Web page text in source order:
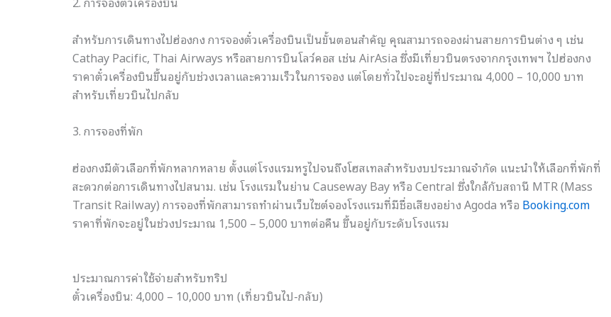
สำหรับการเดินทางไปฮ่องกง การจองตั๋วเครื่องบินเป็นขั้นตอนสำคัญ คุณสามารถจองผ่านสายการบินต่าง ๆ เช่น
Cathay Pacific, Thai Airways หรือสายการบินโลว์คอส เช่น AirAsia ซึ่งมีเที่ยวบินตรงจากกรุงเทพฯ ไปฮ่องกง
ราคาตั๋วเครื่องบินขึ้นอยู่กับช่วงเวลาและความเร็วในการจอง แต่โดยทั่วไปจะอยู่ที่ประมาณ 4,000 – 10,000 บาท
สำหรับเที่ยวบินไปกลับ
3. การจองที่พัก
ฮ่องกงมีตัวเลือกที่พักหลากหลาย ตั้งแต่โรงแรมหรูไปจนถึงโฮสเทลสำหรับงบประมาณจำกัด แนะนำให้เลือกที่พักที่
สะดวกต่อการเดินทางไปสนาม. เช่น โรงแรมในย่าน Causeway Bay หรือ Central ซึ่งใกล้กับสถานี MTR (Mass
Transit Railway) การจองที่พักสามารถทำผ่านเว็บไซต์จองโรงแรมที่มีชื่อเสียงอย่าง Agoda หรือ Booking.com
ราคาที่พักจะอยู่ในช่วงประมาณ 1,500 – 5,000 บาทต่อคืน ขึ้นอยู่กับระดับโรงแรม
ประมาณการค่าใช้จ่ายสำหรับทริป
ตั๋วเครื่องบิน: 4,000 – 10,000 บาท (เที่ยวบินไป-กลับ)